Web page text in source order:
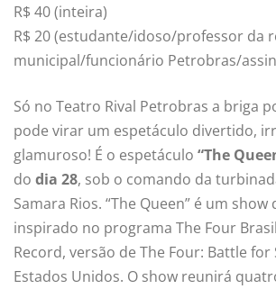
R$ 40 (inteira)
R$ 20 (estudante/idoso/professor da
municipal/funcionário Petrobras/
Só no Teatro Rival Petrobras a briga
pode virar um espetáculo divertido,
glamuroso! É o espetáculo “The
do dia 28, sob o comando da
Samara Rios. “The Queen” é um
inspirado no programa The Four
Record, versão de The Four: Battle
Estados Unidos. O show reunirá